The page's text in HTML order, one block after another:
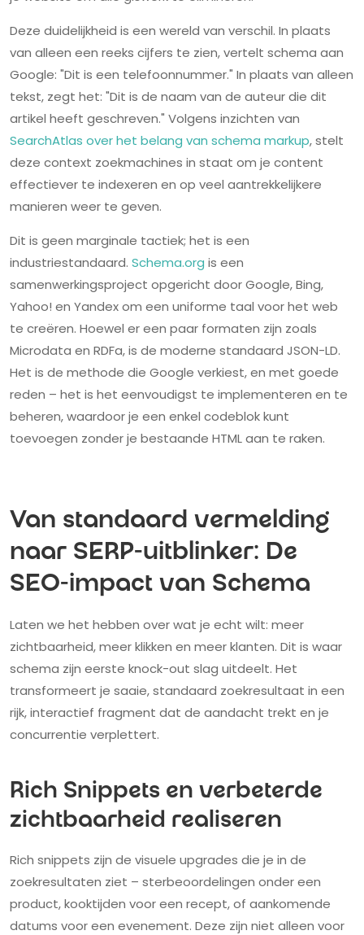
Deze duidelijkheid is een wereld van verschil. In plaats
van alleen een reeks cijfers te zien, vertelt schema aan
Google: "Dit is een telefoonnummer." In plaats van alleen
tekst, zegt het: "Dit is de naam van de auteur die dit
artikel heeft geschreven." Volgens inzichten van
SearchAtlas over het belang van schema markup, stelt
deze context zoekmachines in staat om je content
effectiever te indexeren en op veel aantrekkelijkere
manieren weer te geven.
Dit is geen marginale tactiek; het is een
industriestandaard. Schema.org is een
samenwerkingsproject opgericht door Google, Bing,
Yahoo! en Yandex om een uniforme taal voor het web
te creëren. Hoewel er een paar formaten zijn zoals
Microdata en RDFa, is de moderne standaard JSON-LD.
Het is de methode die Google verkiest, en met goede
reden – het is het eenvoudigst te implementeren en te
beheren, waardoor je een enkel codeblok kunt
toevoegen zonder je bestaande HTML aan te raken.
Van standaard vermelding
naar SERP-uitblinker: De
SEO-impact van Schema
Laten we het hebben over wat je echt wilt: meer
zichtbaarheid, meer klikken en meer klanten. Dit is waar
schema zijn eerste knock-out slag uitdeelt. Het
transformeert je saaie, standaard zoekresultaat in een
rijk, interactief fragment dat de aandacht trekt en je
concurrentie verplettert.
Rich Snippets en verbeterde
zichtbaarheid realiseren
Rich snippets zijn de visuele upgrades die je in de
zoekresultaten ziet – sterbeoordelingen onder een
product, kooktijden voor een recept, of aankomende
datums voor een evenement. Deze zijn niet alleen voor